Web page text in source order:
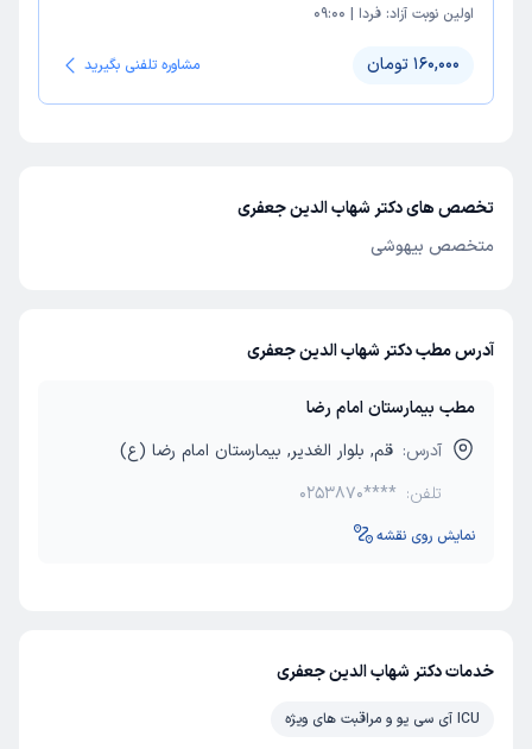
اولین نوبت آزاد: فردا |
09:00
160,000 تومان مشاوره تلفنی بگیرید
تخصص های دکتر شهاب الدین جعفری
متخصص بیهوشی
آدرس مطب دکتر شهاب الدین جعفری
مطب بیمارستان امام رضا
آدرس: قم, بلوار الغدیر, بیمارستان امام رضا (ع)
تلفن: 0253870****
نمایش روی نقشه
خدمات دکتر شهاب الدین جعفری
ICU آی سی یو و مراقبت های ویژه